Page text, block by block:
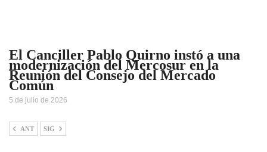
El Canciller Pablo Quirno instó a una
modernización del Mercosur en la
Reunión del Consejo del Mercado
Común
5 de julio de 2026
ANT SIG